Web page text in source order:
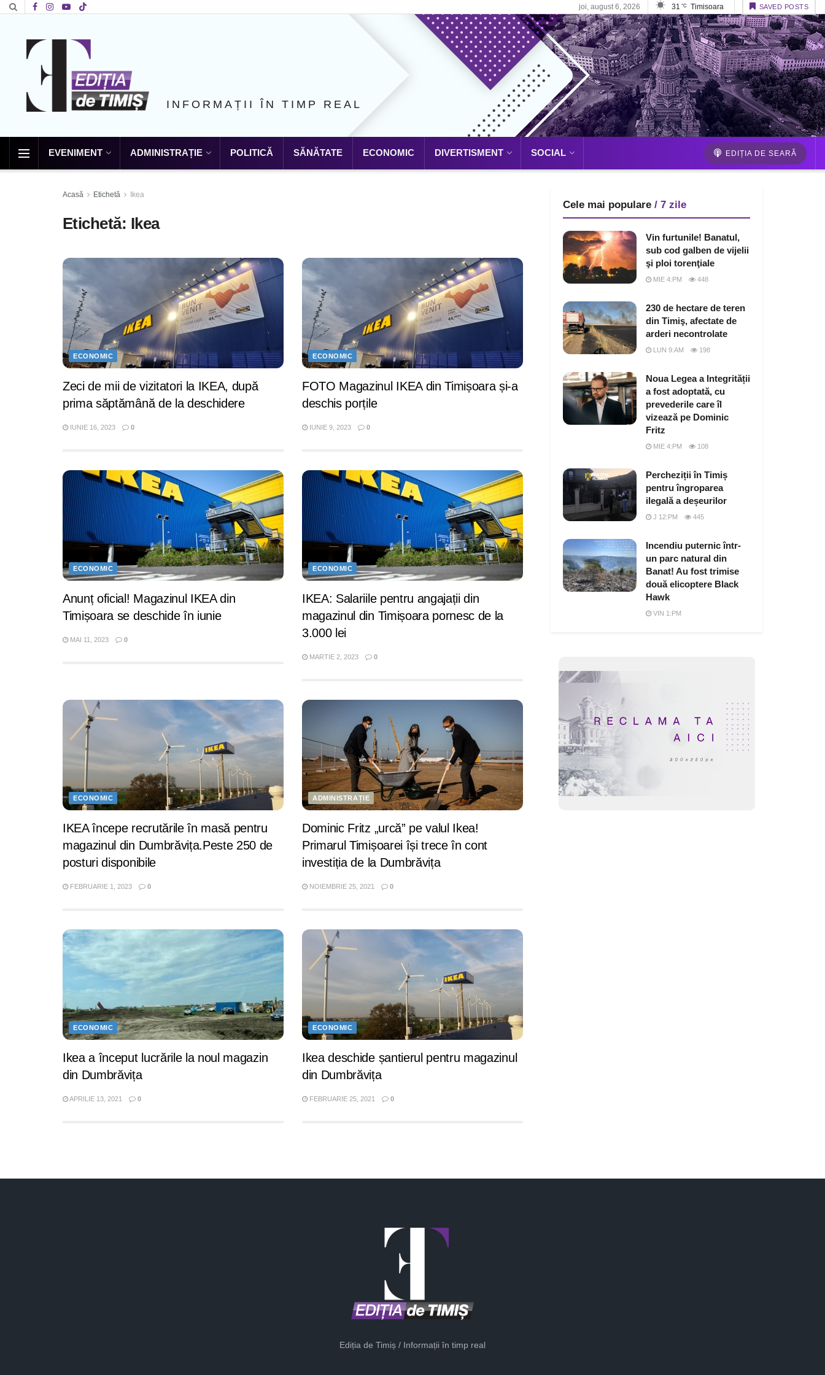
joi, august 6, 2026 31 °C Timisoara SAVED POSTS
INFORMAȚII ÎN TIMP REAL
EVENIMENT ADMINISTRAȚIE POLITICĂ SĂNĂTATE ECONOMIC DIVERTISMENT SOCIAL EDIȚIA DE SEARĂ
Acasă Etichetă Ikea
Etichetă: Ikea
ECONOMIC
Zeci de mii de vizitatori la IKEA, după
prima săptămână de la deschidere
IUNIE 16, 2023 0
ECONOMIC
FOTO Magazinul IKEA din Timișoara și-a
deschis porțile
IUNIE 9, 2023 0
ECONOMIC
Anunț oficial! Magazinul IKEA din
Timișoara se deschide în iunie
MAI 11, 2023 0
ECONOMIC
IKEA: Salariile pentru angajații din
magazinul din Timișoara pornesc de la
3.000 lei
MARTIE 2, 2023 0
ECONOMIC
IKEA începe recrutările în masă pentru
magazinul din Dumbrăvița.Peste 250 de
posturi disponibile
FEBRUARIE 1, 2023 0
ADMINISTRAȚIE
Dominic Fritz „urcă” pe valul Ikea!
Primarul Timișoarei își trece în cont
investiția de la Dumbrăvița
NOIEMBRIE 25, 2021 0
ECONOMIC
Ikea a început lucrările la noul magazin
din Dumbrăvița
APRILIE 13, 2021 0
ECONOMIC
Ikea deschide șantierul pentru magazinul
din Dumbrăvița
FEBRUARIE 25, 2021 0
Cele mai populare / 7 zile
Vin furtunile! Banatul,
sub cod galben de vijelii
şi ploi torenţiale
MIE 4:PM 448
230 de hectare de teren
din Timiş, afectate de
arderi necontrolate
LUN 9:AM 198
Noua Legea a Integrității
a fost adoptată, cu
prevederile care îl
vizează pe Dominic
Fritz
MIE 4:PM 108
Percheziții în Timiș
pentru îngroparea
ilegală a deșeurilor
J 12:PM 445
Incendiu puternic într-
un parc natural din
Banat! Au fost trimise
două elicoptere Black
Hawk
VIN 1:PM
Ediția de Timiș / Informații în timp real